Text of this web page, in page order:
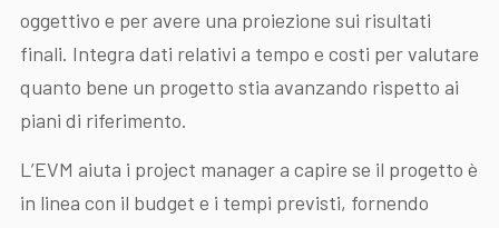
oggettivo e per avere una proiezione sui risultati
finali. Integra dati relativi a tempo e costi per valutare
quanto bene un progetto stia avanzando rispetto ai
piani di riferimento.
L’EVM aiuta i project manager a capire se il progetto è
in linea con il budget e i tempi previsti, fornendo